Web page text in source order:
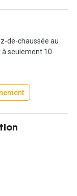
de-chaussée au
seulement 10
à
9), ce qui offre
Septime, et la rue
et peut
le plan)
dans le loyer de 1
équipée avec